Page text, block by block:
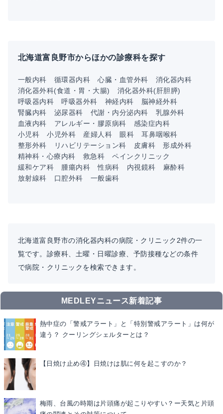
北海道富良野市からほかの診療科を探す
一般内科 循環器内科 心臓・血管外科
消化器内科
消化器外科(食道・胃・大腸)
消化器外科(肝胆膵)
呼吸器内科
呼吸器外科 神経内科
脳神経外科
腎臓内科
泌尿器科 代謝・内分泌内科
乳腺外科
血液内科
アレルギー・膠原病科
感染症内科
小児科
小児外科 産婦人科 眼科
耳鼻咽喉科
整形外科
リハビリテーション科 皮膚科
形成外科
精神科・心療内科
救急科
ペインクリニック
緩和ケア科
腫瘍内科 性病科 内視鏡科
麻酔科
放射線科
口腔外科 一般歯科
北海道富良野市の消化器内科の病院・クリニック2件の一
覧です。診療科、土曜・日曜診療、予防接種などの条件
で病院・クリニックを検索できます。
MEDLEYニュース新着記事
熱中症の「警戒アラート」と「特別警戒アラート」は何が
違う？ クーリングシェルターとは？
【日焼け止め④】日焼けは肌に何を起こすのか？
梅雨、台風の時期は片頭痛が起こりやすい？ー天気と片頭